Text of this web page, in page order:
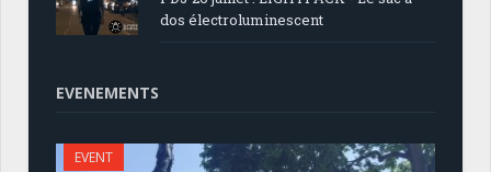
dos électroluminescent
EVENEMENTS
EVENT